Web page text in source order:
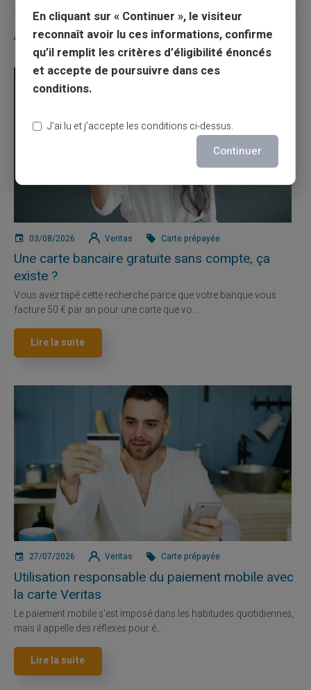
Articles similaires
03/08/2026 Veritas Carte prépayée
Une carte bancaire gratuite sans compte, ça
existe ?
Vous avez tapé cette recherche parce que votre banque vous
facture 50 € par an pour une carte que vo...
Lire la suite
27/07/2026 Veritas Carte prépayée
Utilisation responsable du paiement mobile avec
la carte Veritas
Le paiement mobile s'est imposé dans les habitudes quotidiennes,
mais il appelle des réflexes pour é...
Lire la suite
En cliquant sur « Continuer », le visiteur
reconnaît avoir lu ces informations, confirme
qu’il remplit les critères d’éligibilité énoncés
et accepte de poursuivre dans ces
conditions.
J’ai lu et j’accepte les conditions ci-dessus.
Continuer